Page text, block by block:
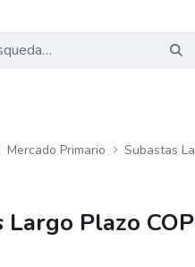
Mercado Primario
Largo Plazo COP